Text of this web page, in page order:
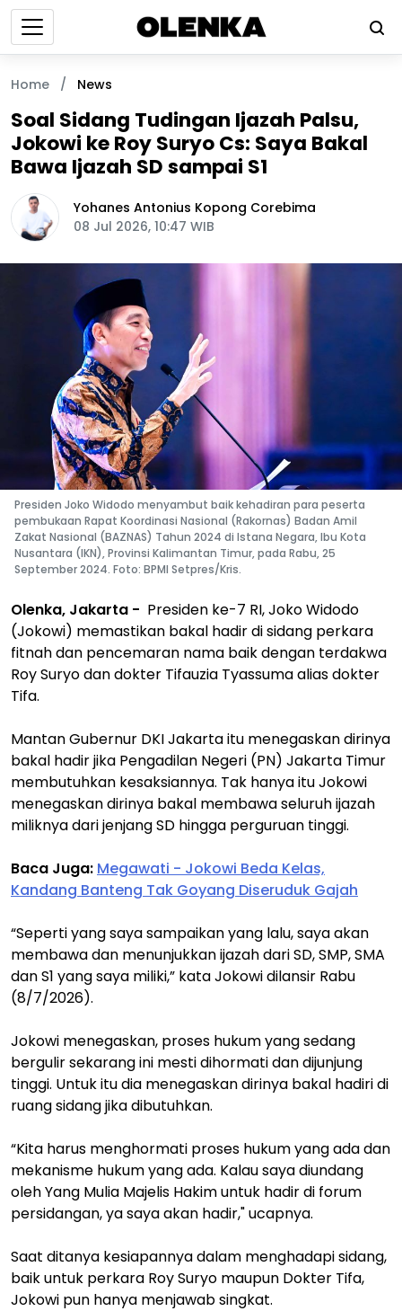
Home / News
Soal Sidang Tudingan Ijazah Palsu,
Jokowi ke Roy Suryo Cs: Saya Bakal
Bawa Ijazah SD sampai S1
Yohanes Antonius Kopong Corebima
08 Jul 2026, 10:47 WIB
Presiden Joko Widodo menyambut baik kehadiran para peserta
pembukaan Rapat Koordinasi Nasional (Rakornas) Badan Amil
Zakat Nasional (BAZNAS) Tahun 2024 di Istana Negara, Ibu Kota
Nusantara (IKN), Provinsi Kalimantan Timur, pada Rabu, 25
September 2024. Foto: BPMI Setpres/Kris.
Olenka, Jakarta - Presiden ke-7 RI, Joko Widodo
(Jokowi) memastikan bakal hadir di sidang perkara
fitnah dan pencemaran nama baik dengan terdakwa
Roy Suryo dan dokter Tifauzia Tyassuma alias dokter
Tifa.
Mantan Gubernur DKI Jakarta itu menegaskan dirinya
bakal hadir jika Pengadilan Negeri (PN) Jakarta Timur
membutuhkan kesaksiannya. Tak hanya itu Jokowi
menegaskan dirinya bakal membawa seluruh ijazah
miliknya dari jenjang SD hingga perguruan tinggi.
Baca Juga: Megawati - Jokowi Beda Kelas,
Kandang Banteng Tak Goyang Diseruduk Gajah
“Seperti yang saya sampaikan yang lalu, saya akan
membawa dan menunjukkan ijazah dari SD, SMP, SMA
dan S1 yang saya miliki,” kata Jokowi dilansir Rabu
(8/7/2026).
Jokowi menegaskan, proses hukum yang sedang
bergulir sekarang ini mesti dihormati dan dijunjung
tinggi. Untuk itu dia menegaskan dirinya bakal hadiri di
ruang sidang jika dibutuhkan.
“Kita harus menghormati proses hukum yang ada dan
mekanisme hukum yang ada. Kalau saya diundang
oleh Yang Mulia Majelis Hakim untuk hadir di forum
persidangan, ya saya akan hadir," ucapnya.
Saat ditanya kesiapannya dalam menghadapi sidang,
baik untuk perkara Roy Suryo maupun Dokter Tifa,
Jokowi pun hanya menjawab singkat.